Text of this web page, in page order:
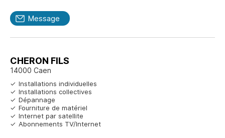
Message
CHERON FILS
14000 Caen
Installations individuelles
Installations collectives
Dépannage
Fourniture de matériel
Internet par satellite
Abonnements TV/Internet